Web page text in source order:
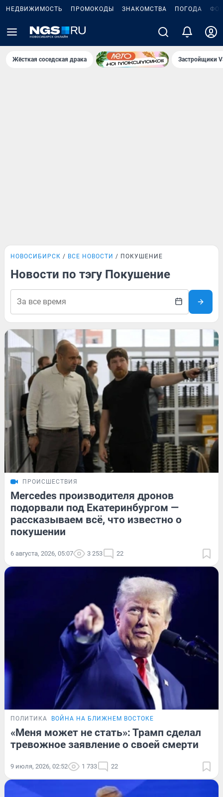
НЕДВИЖИМОСТЬ ПРОМОКОДЫ ЗНАКОМСТВА ПОГОДА
Жёсткая соседская драка Застройщики
НОВОСИБИРСК ВСЕ НОВОСТИ ПОКУШЕНИЕ
Новости по тэгу Покушение
ПРОИСШЕСТВИЯ
Mercedes производителя дронов
подорвали под Екатеринбургом —
рассказываем всё, что известно о
покушении
6 августа, 2026, 05:07 3 253 22
ПОЛИТИКА ВОЙНА НА БЛИЖНЕМ ВОСТОКЕ
«Меня может не стать»: Трамп сделал
тревожное заявление о своей смерти
9 июля, 2026, 02:52 1 733 22